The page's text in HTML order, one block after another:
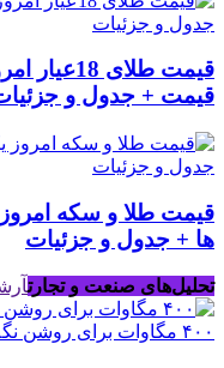
قیمت + جدول و
ها + جدول و جزئیات
تحلیل‌های صنعت و تجارت
۴۰۰ مگاوات برای روشن نگه داشتن چراغ کسب‌وکار‌ها